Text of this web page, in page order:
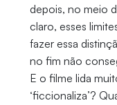
depois, no meio
claro, esses
fazer essa
no fim não
E o filme lida
‘ficcionaliza’?